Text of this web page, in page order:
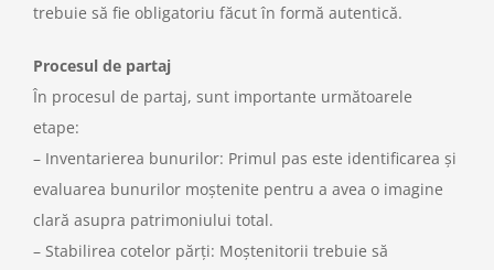
trebuie să fie obligatoriu făcut în formă autentică.
Procesul de partaj
În procesul de partaj, sunt importante următoarele
etape:
– Inventarierea bunurilor: Primul pas este identificarea și
evaluarea bunurilor moștenite pentru a avea o imagine
clară asupra patrimoniului total.
– Stabilirea cotelor părți: Moștenitorii trebuie să